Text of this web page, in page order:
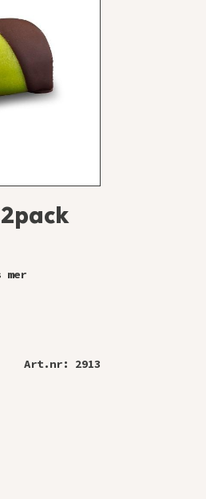
mer
Art.nr: 2913